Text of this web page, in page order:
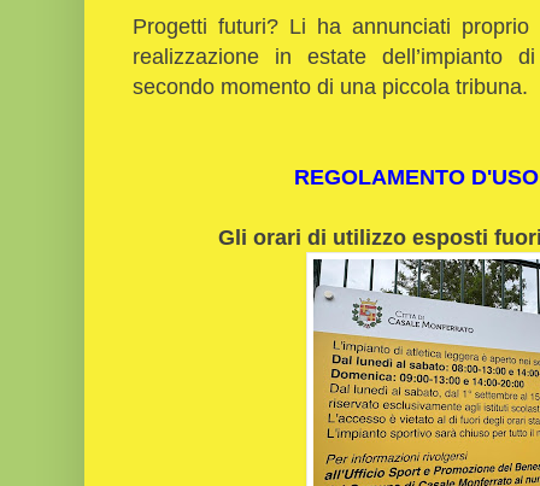
Progetti futuri? Li ha annunciati
realizzazione in estate dell’impianto
secondo momento di una piccola tribuna.
REGOLAMENTO
Gli orari di utilizzo esposti